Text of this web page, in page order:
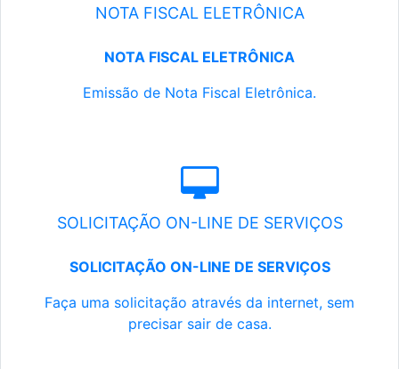
NOTA FISCAL ELETRÔNICA
NOTA FISCAL ELETRÔNICA
Emissão de Nota Fiscal Eletrônica.
SOLICITAÇÃO ON-LINE DE SERVIÇOS
SOLICITAÇÃO ON-LINE DE SERVIÇOS
Faça uma solicitação através da internet, sem
precisar sair de casa.